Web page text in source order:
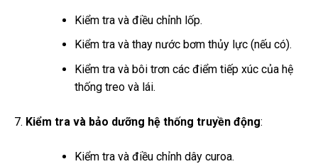
Kiểm tra và điều chỉnh lốp.
Kiểm tra và thay nước bơm thủy lực (nếu có).
Kiểm tra và bôi trơn các điểm tiếp xúc của hệ
thống treo và lái.
Kiểm tra và bảo dưỡng hệ thống truyền động:
Kiểm tra và điều chỉnh dây curoa.